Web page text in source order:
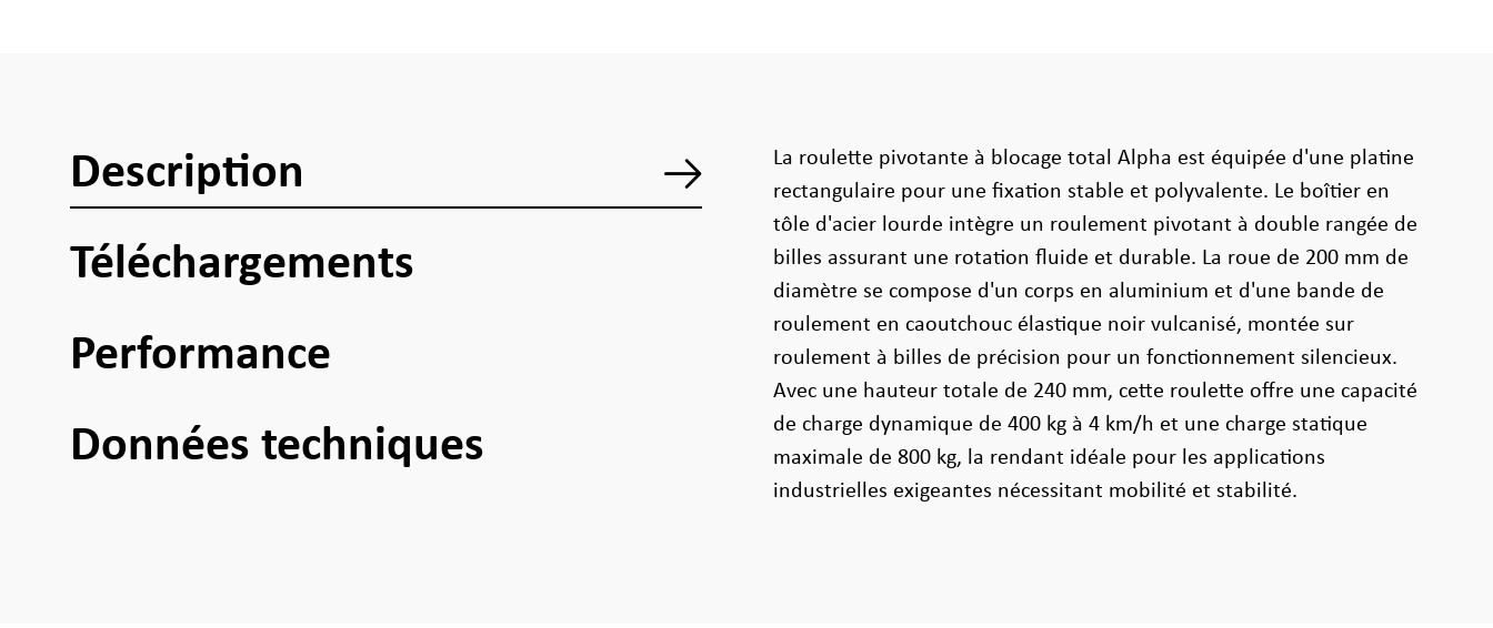
Description
Téléchargements
Performance
Données techniques
La roulette pivotante à blocage total Alpha est équipée d'une platine
rectangulaire pour une fixation stable et polyvalente. Le boîtier en
tôle d'acier lourde intègre un roulement pivotant à double rangée de
billes assurant une rotation fluide et durable. La roue de 200 mm de
diamètre se compose d'un corps en aluminium et d'une bande de
roulement en caoutchouc élastique noir vulcanisé, montée sur
roulement à billes de précision pour un fonctionnement silencieux.
Avec une hauteur totale de 240 mm, cette roulette offre une capacité
de charge dynamique de 400 kg à 4 km/h et une charge statique
maximale de 800 kg, la rendant idéale pour les applications
industrielles exigeantes nécessitant mobilité et stabilité.